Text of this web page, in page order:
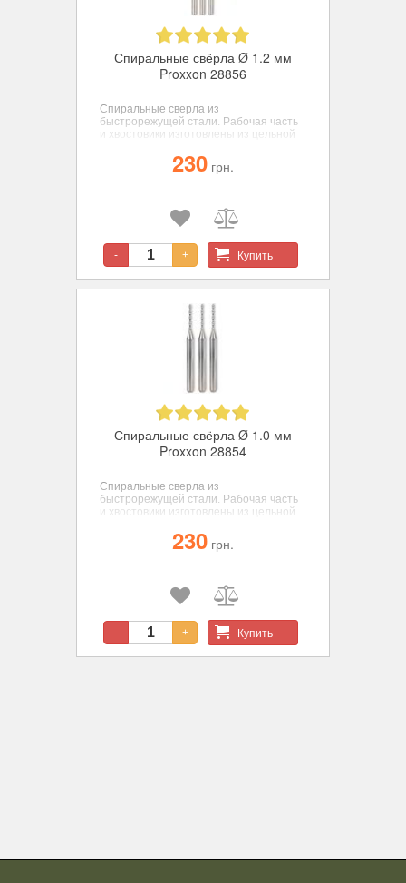
Спиральные свёрла Ø 1.2 мм
Proxxon 28856
Спиральные сверла из
быстрорежущей стали. Рабочая часть
и хвостовики изготовлены из цельной
соосности, диаметр 1,2 мм., 3 шт.
230 грн.
- + Купить
Спиральные свёрла Ø 1.0 мм
Proxxon 28854
Спиральные сверла из
быстрорежущей стали. Рабочая часть
и хвостовики изготовлены из цельной
диаметр 1,0 мм., 3 шт. Насадки для
230 грн.
- + Купить